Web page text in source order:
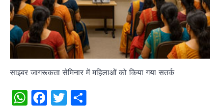
साइबर जागरूकता सेमिनार में महिलाओं को किया गया सतर्क
WhatsApp
Facebook
Twitter